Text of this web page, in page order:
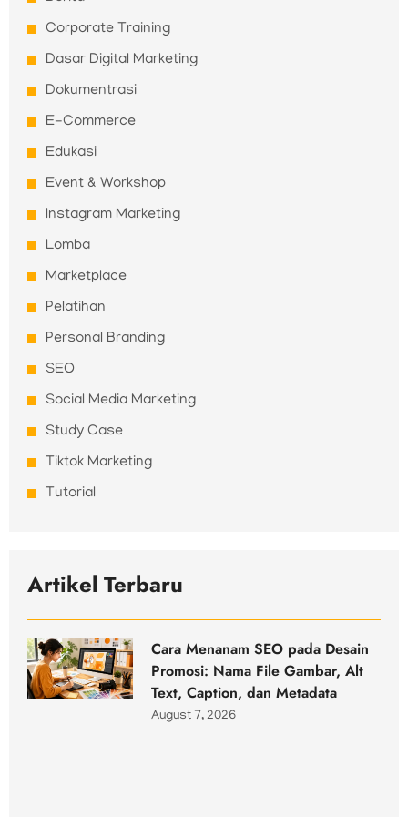
Corporate Training
Dasar Digital Marketing
Dokumentrasi
E-Commerce
Edukasi
Event & Workshop
Instagram Marketing
Lomba
Marketplace
Pelatihan
Personal Branding
SEO
Social Media Marketing
Study Case
Tiktok Marketing
Tutorial
Artikel Terbaru
Cara Menanam SEO pada Desain
Promosi: Nama File Gambar, Alt
Text, Caption, dan Metadata
August 7, 2026